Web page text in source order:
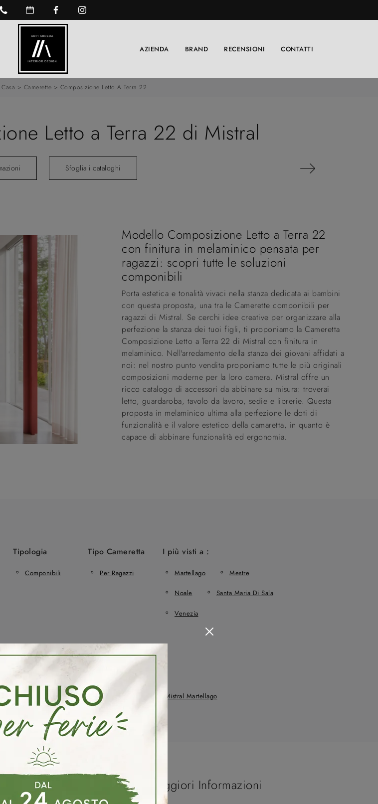
AZIENDA BRAND RECENSIONI CONTATTI
> Camerette > Composizione Letto A Terra 22
Letto a Terra 22 di Mistral
Sfoglia i cataloghi
Modello Composizione Letto a Terra 22
con finitura in melaminico pensata per
ragazzi: scopri tutte le soluzioni
componibili
Porta estetica e tonalità vivaci nella stanza dedicata ai bambini
con questa proposta, una tra le Camerette componibili per
ragazzi di Mistral. Se cerchi idee creative per organizzare alla
perfezione la stanza dei tuoi figli, ti proponiamo la Cameretta
Composizione Letto a Terra 22 di Mistral con finitura in
melaminico. Nell'arredamento della stanza dei giovani affidati a
noi: nel nostro punto vendita proponiamo tutte le più originali
composizioni moderne per la loro camera. Mistral offre un
ricco catalogo di accessori da abbinare su misura: troverai
letto, guardaroba, tavolo da lavoro, sedie e librerie. Questa
proposta in melaminico ultima alla perfezione le doti di
funzionalità e il valore estetico della camaretta, in quanto è
capace di abbinare funzionalità ed ergonomia.
Tipologia
Componibili
Tipo Cameretta
Per Ragazzi
I più visti a :
Martellago Mestre
Noale Santa Maria Di Sala
Venezia
Camerette Mistral Santa Maria Di Sala Camerette Mistral Martellago
Richiedi Maggiori Informazioni